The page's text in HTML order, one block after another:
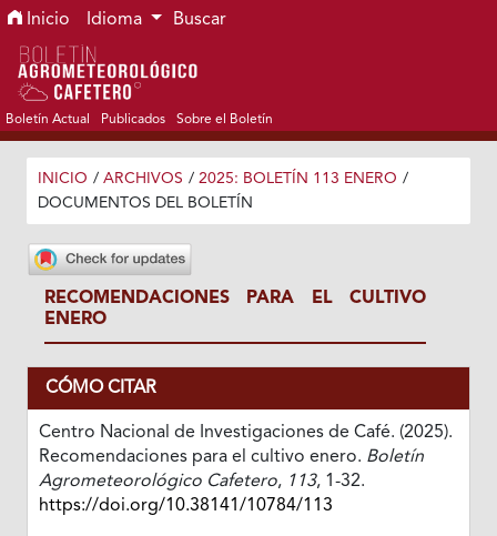
Ir al menú de navegación principal
Ir al contenido principal
Ir al pie de página del sitio
Inicio Idioma Buscar
Boletín Actual Publicados Sobre el Boletín
INICIO / ARCHIVOS / 2025: BOLETÍN 113 ENERO /
DOCUMENTOS DEL BOLETÍN
RECOMENDACIONES PARA EL CULTIVO
ENERO
CÓMO CITAR
Centro Nacional de Investigaciones de Café. (2025).
Recomendaciones para el cultivo enero. Boletín
Agrometeorológico Cafetero, 113, 1-32.
https://doi.org/10.38141/10784/113